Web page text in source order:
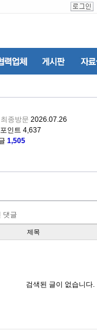
최종방문 2026.07.26
포인트 4,637
1,505
댓글
제목
검색된 글이 없습니다.